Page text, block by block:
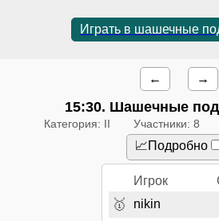
Играть в шашечные
← →
15:30. Шашечные
Категория: II Участники: 8
📈Подробно
Игрок
🥇 nikin